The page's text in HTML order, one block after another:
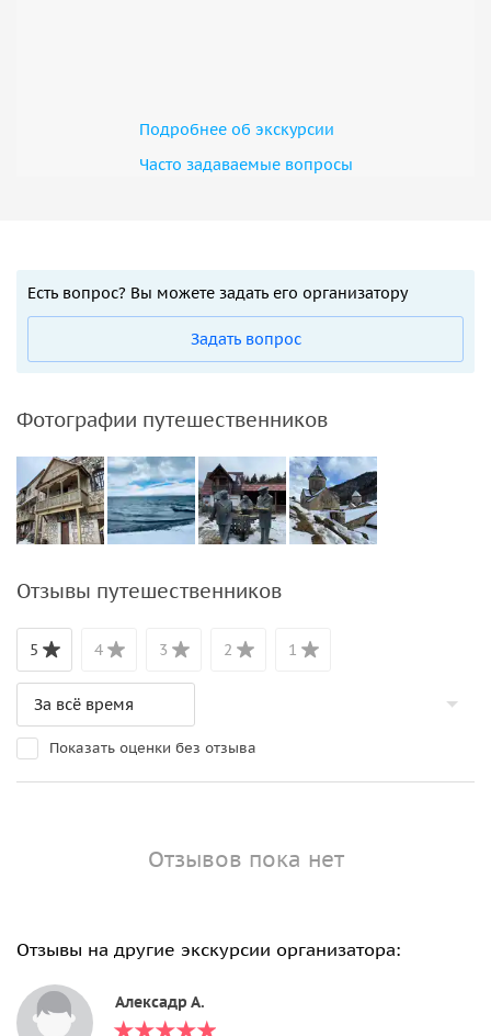
Подробнее об экскурсии
Часто задаваемые вопросы
Есть вопрос? Вы можете задать его организатору
Задать вопрос
Фотографии путешественников
Отзывы путешественников
5 4 3 2 1
Показать оценки без отзыва
Отзывов пока нет
Отзывы на другие экскурсии организатора:
Алексадр А.